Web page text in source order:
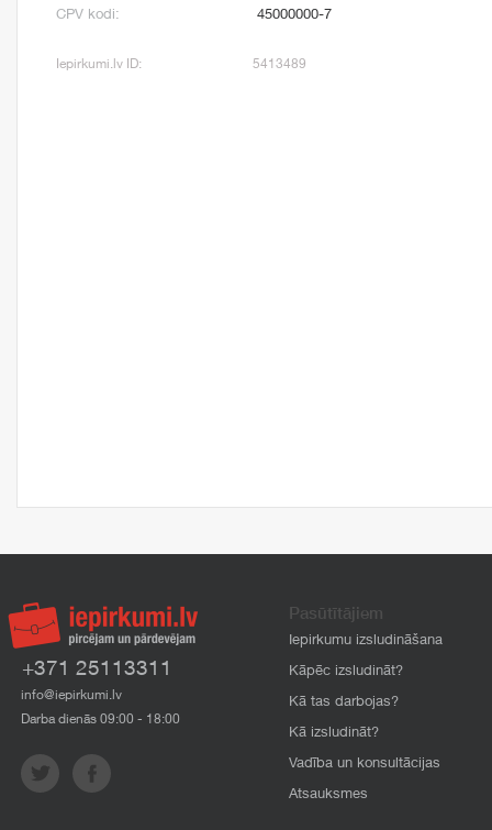
CPV kodi:
45000000-7
Iepirkumi.lv ID: 5413489
+371 25113311
info@iepirkumi.lv
Darba dienās 09:00 - 18:00
Pasūtītājiem
Iepirkumu izsludināšana
Kāpēc izsludināt?
Kā tas darbojas?
Kā izsludināt?
Vadība un konsultācijas
Atsauksmes